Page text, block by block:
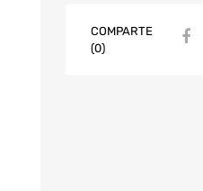
COMPARTE
(0)